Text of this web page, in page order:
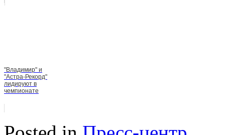
"Владимир" и
"Астра-Рекорд"
лидируют в
чемпионате